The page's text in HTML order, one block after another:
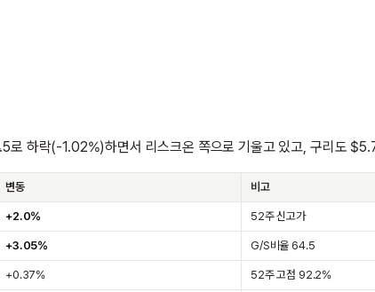
하락(-1.02%)하면서 리스크온 쪽으로 기울고 있고, 구리도
변동 비고
+2.0% 52주 신고가
+3.05% G/S비율 64.5
+0.37% 52주 고점 92.2%